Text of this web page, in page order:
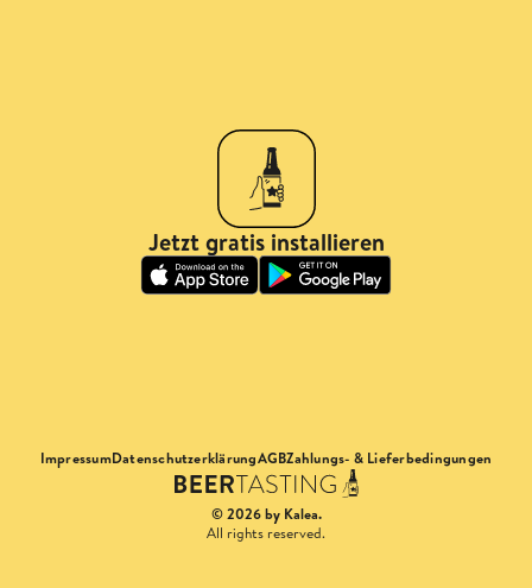
Jetzt gratis installieren
ImpressumDatenschutzerklärungAGBZahlungs- & Lieferbedingungen
© 2026 by Kalea.
All rights reserved.